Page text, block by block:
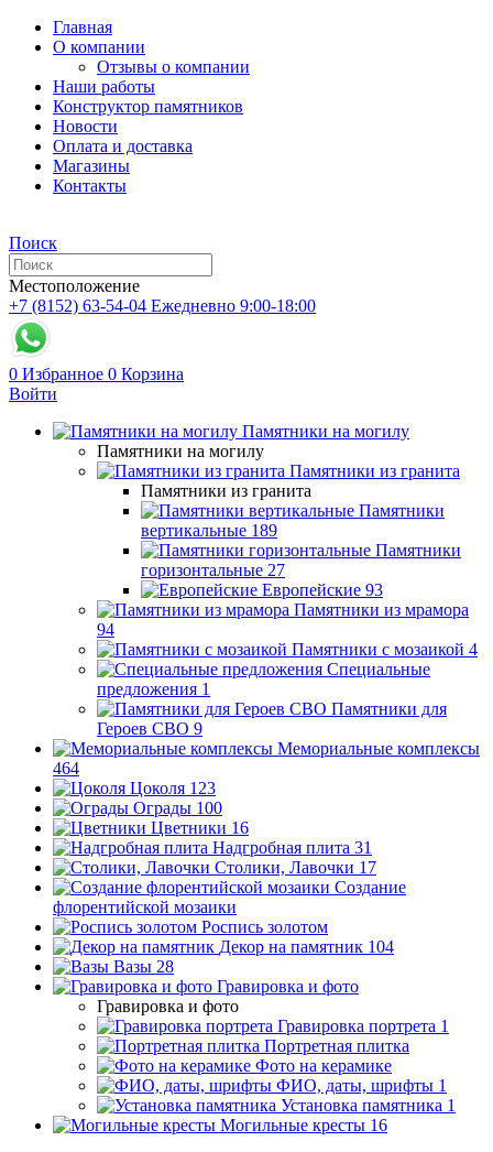
Главная
О компании
Отзывы о компании
Наши работы
Конструктор памятников
Новости
Оплата и доставка
Магазины
Контакты
Поиск
Местоположение
+7 (8152) 63-54-04 Ежедневно 9:00-18:00
0 Избранное 0 Корзина
Войти
Памятники на могилу
Памятники на могилу
Памятники из гранита
Памятники из гранита
Памятники
вертикальные 189
Памятники
горизонтальные 27
Европейские 93
Памятники из мрамора
94
Памятники с мозаикой 4
Специальные
предложения 1
Памятники для
Героев СВО 9
Мемориальные комплексы
464
Цоколя 123
Ограды 100
Цветники 16
Надгробная плита 31
Столики, Лавочки 17
Создание
флорентийской мозаики
Роспись золотом
Декор на памятник 104
Вазы 28
Гравировка и фото
Гравировка и фото
Гравировка портрета 1
Портретная плитка
Фото на керамике
ФИО, даты, шрифты 1
Установка памятника 1
Могильные кресты 16